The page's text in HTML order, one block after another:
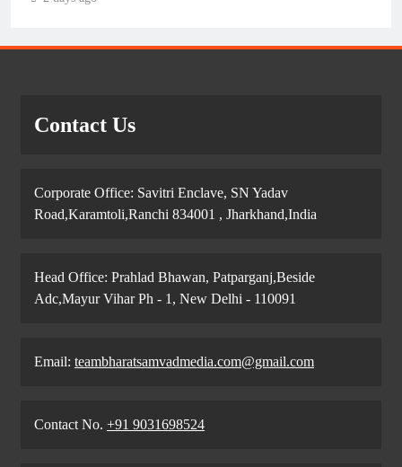
Contact Us
Corporate Office: Savitri Enclave, SN Yadav
Road,Karamtoli,Ranchi 834001 , Jharkhand,India
Head Office: Prahlad Bhawan, Patparganj,Beside
Adc,Mayur Vihar Ph - 1, New Delhi - 110091
Email: teambharatsamvadmedia.com@gmail.com
Contact No. ‪ +91 9031698524